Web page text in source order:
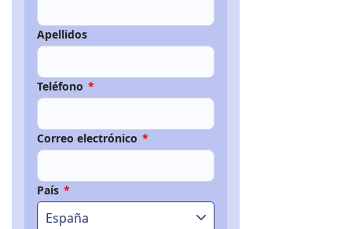
Apellidos
Teléfono *
Correo electrónico *
País *
España